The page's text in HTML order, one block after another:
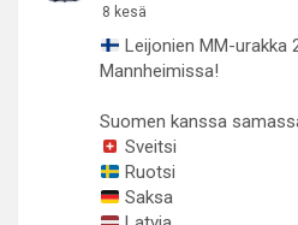
8 kesä
Leijonien MM-urakka
Mannheimissa!
Suomen kanssa
Sveitsi
Ruotsi
Saksa